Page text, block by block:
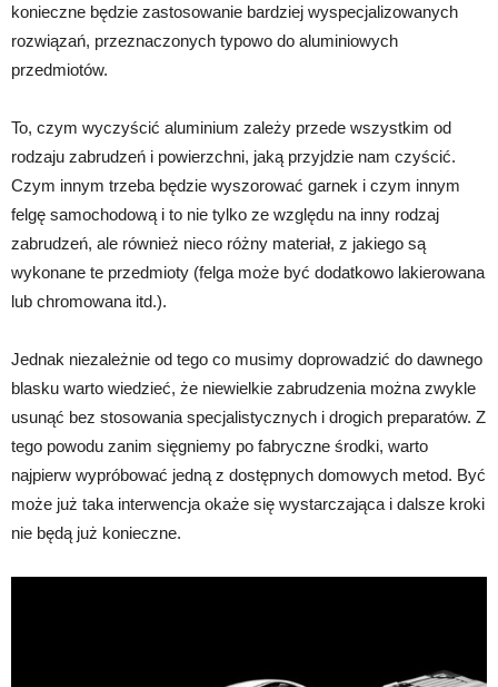
konieczne będzie zastosowanie bardziej wyspecjalizowanych
rozwiązań, przeznaczonych typowo do aluminiowych
przedmiotów.
To, czym wyczyścić aluminium zależy przede wszystkim od
rodzaju zabrudzeń i powierzchni, jaką przyjdzie nam czyścić.
Czym innym trzeba będzie wyszorować garnek i czym innym
felgę samochodową i to nie tylko ze względu na inny rodzaj
zabrudzeń, ale również nieco różny materiał, z jakiego są
wykonane te przedmioty (felga może być dodatkowo lakierowana
lub chromowana itd.).
Jednak niezależnie od tego co musimy doprowadzić do dawnego
blasku warto wiedzieć, że niewielkie zabrudzenia można zwykle
usunąć bez stosowania specjalistycznych i drogich preparatów. Z
tego powodu zanim sięgniemy po fabryczne środki, warto
najpierw wypróbować jedną z dostępnych domowych metod. Być
może już taka interwencja okaże się wystarczająca i dalsze kroki
nie będą już konieczne.